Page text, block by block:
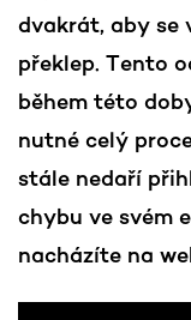
dvakrát, aby se
překlep. Tento
během této
nutné celý
stále nedaří
chybu ve svém
nacházíte na